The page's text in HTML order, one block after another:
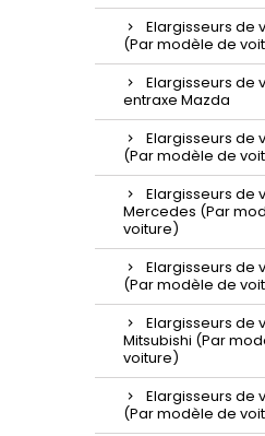
Elargisseurs de
(Par modèle de
Elargisseurs de
entraxe Mazda
Elargisseurs de
(Par modèle de
Elargisseurs de
Mercedes (Par
voiture)
Elargisseurs de
(Par modèle de
Elargisseurs de
Mitsubishi (Par
voiture)
Elargisseurs de
(Par modèle de